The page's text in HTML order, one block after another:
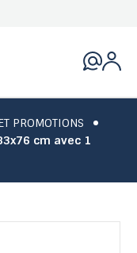
PROMOTIONS
cm avec 1